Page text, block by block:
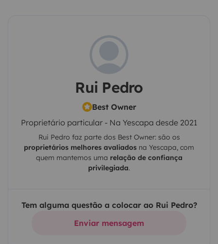
Rui Pedro
Best Owner
Proprietário particular - Na Yescapa desde 2021
Rui Pedro faz parte dos Best Owner: são os
proprietários melhores avaliados na Yescapa, com
quem mantemos uma relação de confiança
privilegiada.
Tem alguma questão a colocar ao Rui Pedro?
Enviar mensagem